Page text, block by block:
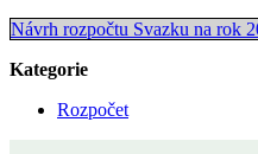
Návrh rozpočtu Svazku na rok
Kategorie
Rozpočet